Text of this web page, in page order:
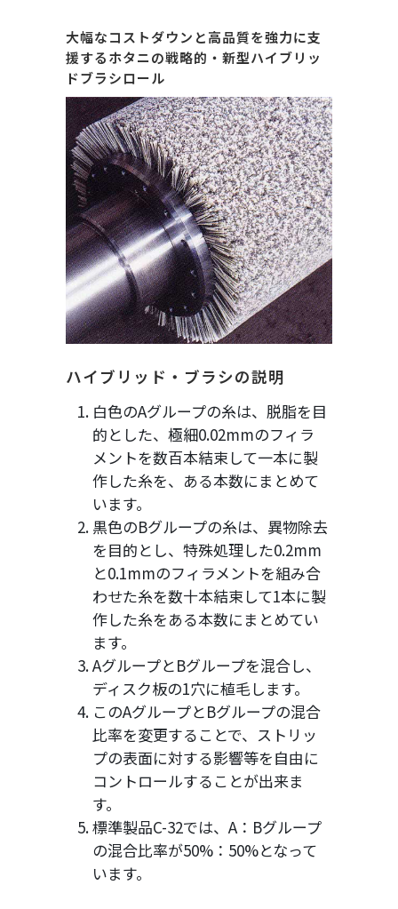
大幅なコストダウンと高品質を強力に支
援するホタニの戦略的・新型ハイブリッ
ドブラシロール
ハイブリッド・ブラシの説明
白色のAグループの糸は、脱脂を目
的とした、極細0.02mmのフィラ
メントを数百本結束して一本に製
作した糸を、ある本数にまとめて
います。
黒色のBグループの糸は、異物除去
を目的とし、特殊処理した0.2mm
と0.1mmのフィラメントを組み合
わせた糸を数十本結束して1本に製
作した糸をある本数にまとめてい
ます。
AグループとBグループを混合し、
ディスク板の1穴に植毛します。
このAグループとBグループの混合
比率を変更することで、ストリッ
プの表面に対する影響等を自由に
コントロールすることが出来ま
す。
標準製品C-32では、A：Bグループ
の混合比率が50%：50%となって
います。